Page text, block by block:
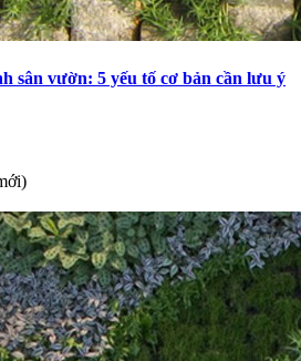
sân vườn: 5 yếu tố cơ bản cần lưu ý